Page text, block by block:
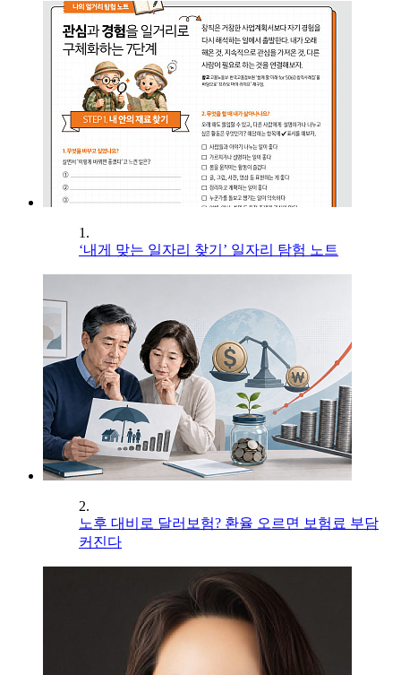
1.
‘내게 맞는 일자리 찾기’ 일자리 탐험 노트
2.
노후 대비로 달러보험? 환율 오르면 보험료 부담
커진다